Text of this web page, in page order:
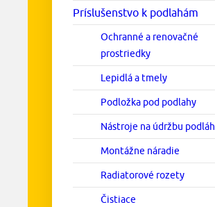
Príslušenstvo k podlahám
Ochranné a renovačné
prostriedky
Lepidlá a tmely
Podložka pod podlahy
Nástroje na údržbu podláh
Montážne náradie
Radiatorové rozety
Čistiace